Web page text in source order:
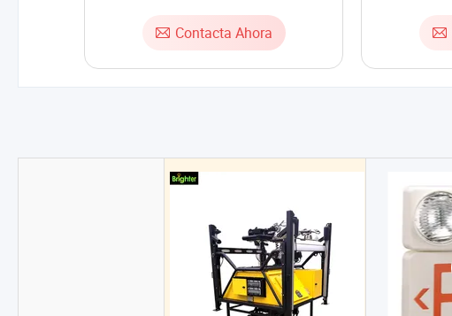
Contacta Ahora